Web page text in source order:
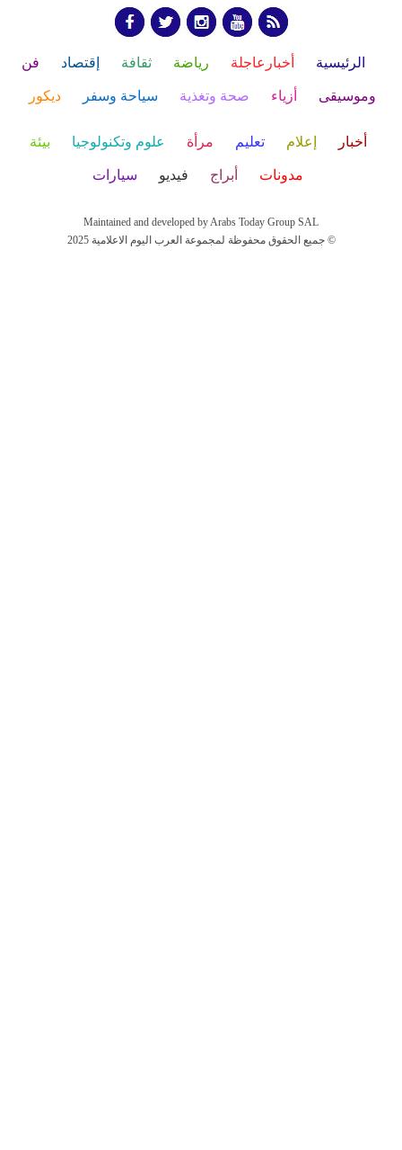
الرئيسية أخبارعاجلة رياضة ثقافة إقتصاد فن
وموسيقى أزياء صحة وتغذية سياحة وسفر ديكور
أخبار إعلام تعليم مرأة علوم وتكنولوجيا بيئة
مدونات أبراج فيديو سيارات
Maintained and developed by Arabs Today Group SAL
جميع الحقوق محفوظة لمجموعة العرب اليوم الاعلامية 2025 ©